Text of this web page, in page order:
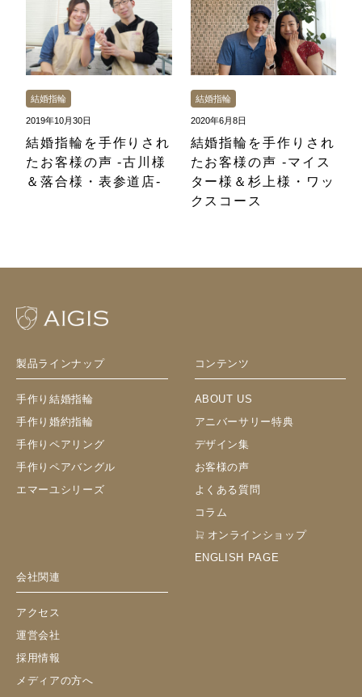
結婚指輪
2019年10月30日
結婚指輪を手作りされ
たお客様の声 -古川様
＆落合様・表参道店-
結婚指輪
2020年6月8日
結婚指輪を手作りされ
たお客様の声 -マイス
ター様＆杉上様・ワッ
クスコース
製品ラインナップ
手作り結婚指輪
手作り婚約指輪
手作りペアリング
手作りペアバングル
エマーユシリーズ
コンテンツ
ABOUT US
アニバーサリー特典
デザイン集
お客様の声
よくある質問
コラム
オンラインショップ
ENGLISH PAGE
会社関連
アクセス
運営会社
採用情報
メディアの方へ